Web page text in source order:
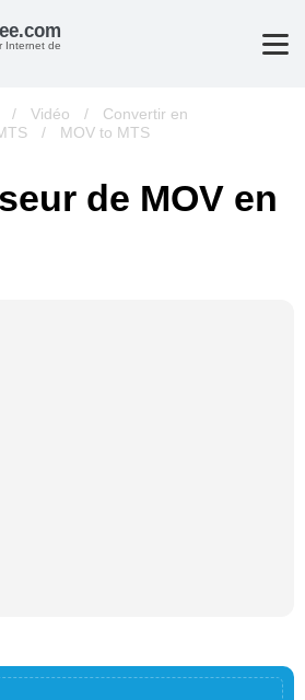
Internet de
/ Vidéo /
Convertir en
/ MOV to MTS
de MOV en